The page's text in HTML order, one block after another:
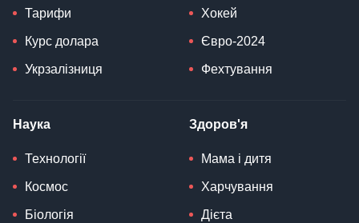
Тарифи
Курс долара
Укрзалізниця
Хокей
Євро-2024
Фехтування
Наука
Технології
Космос
Біологія
Здоров'я
Мама і дитя
Харчування
Дієта